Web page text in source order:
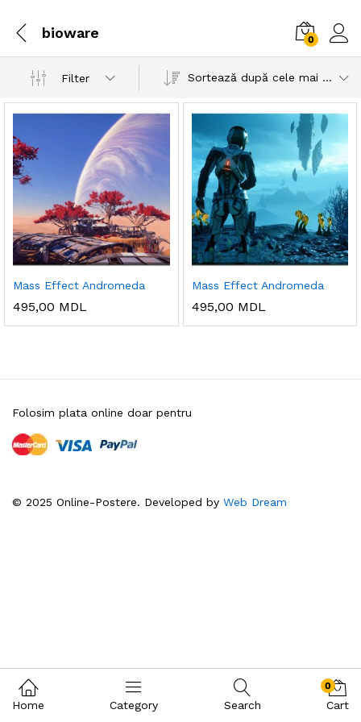
bioware 0
Filter Sortează după cele mai recente
Mass Effect Andromeda
495,00 MDL
Mass Effect Andromeda
495,00 MDL
© 2025 Online-Postere. Developed by Web Dream
Folosim plata online doar pentru
Home Category Search
0
Cart